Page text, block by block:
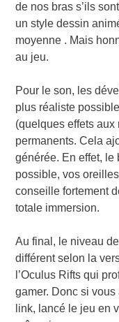
de nos bras s’ils
un style dessin
moyenne . Mais
au jeu.
Pour le son, les
plus réaliste
(quelques effets
permanents. Cela
générée. En effet, le
possible, vos
conseille fortement
totale immersion.
Au final, le niveau
différent selon la
l’Oculus Rifts qui
gamer. Donc si
link, lancé le jeu en